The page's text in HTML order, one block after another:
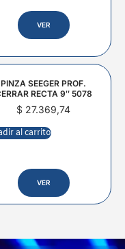
VER
PINZA SEEGER PROF.
RECTA 9″ 5078
$ 27.369,74
al carrito
VER